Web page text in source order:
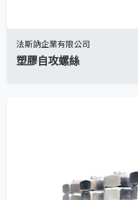
法斯訥企業有限公司
塑膠自攻螺絲